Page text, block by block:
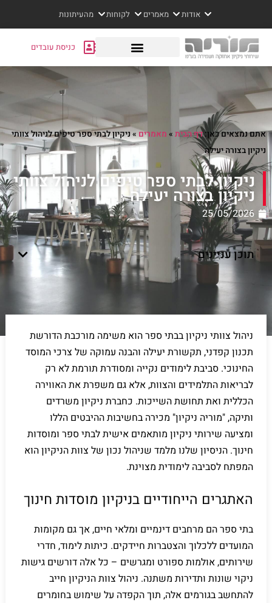
אודות מאמרים לקוחות מהעיתונות
כניסת עובדים
אתם נמצאים כאן:דף הבית » מאמרים»ניקיון לבתי ספר טיפים לניהול צוותי
ניקיון בצורה יעילה
ניקיון לבתי ספר טיפים לניהול צוותי
ניקיון בצורה יעילה
25/05/2026
תוכן עניינים
ניהול צוותי ניקיון בבתי ספר הוא משימה מורכבת הדורשת
תכנון קפדני, תקשורת יעילה והבנה עמוקה של צרכי המוסד
החינוכי. סביבת לימודים נקייה ומסודרת תורמת לא רק
לבריאות התלמידים והצוות, אלא גם משפרת את האווירה
הכללית ואת תחושת השייכות. כחברת ניקיון משרדים
ותיקה, "מוריה ניקיון" מכירה בחשיבות ההיבטים הללו
ומציעה שירותי ניקיון מותאמים אישית לבתי ספר ומוסדות
חינוך. הניסיון שלנו מלמד שניהול נכון של צוות הניקיון הוא
המפתח לסביבה לימודית מצוינת.
האתגרים הייחודיים בניקיון מוסדות חינוך
בתי ספר הם מרחבים דינמיים ומלאי חיים, אך גם מקומות
המועדים ללכלוך והצטברות חיידקים. כיתות לימוד, חדרי
שירותים, אולמות ספורט ומגרשים – כל אלה דורשים גישות
ניקוי שונות ותדירות משתנה. ניהול צוות הניקיון חייב
להתחשב בגורמים אלה, תוך הקפדה על שימוש בחומרים